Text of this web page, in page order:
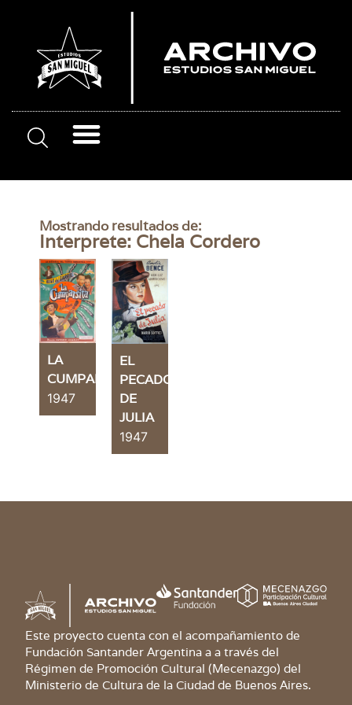
Mostrando resultados de:
Interprete: Chela Cordero
LA
CUMPARSITA
1947
EL
PECADO
DE
JULIA
1947
Este proyecto cuenta con el acompañamiento de
Fundación Santander Argentina a a través del
Régimen de Promoción Cultural (Mecenazgo) del
Ministerio de Cultura de la Ciudad de Buenos Aires.